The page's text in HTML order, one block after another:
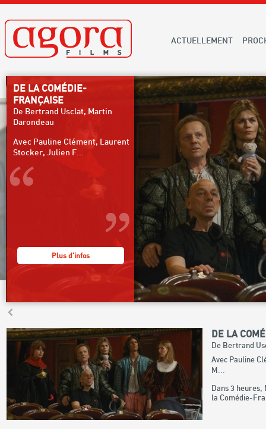
ACTUELLEMENT
DE LA COMÉDIE-
FRANÇAISE
De Bertrand Usclat, Martin
Darondeau
Avec Pauline Clément, Laurent
Stocker, Julien F...
Plus d'infos
DE LA
De Bertrand
Avec Pauline
M...
Dans 3 heures,
la Comédie-